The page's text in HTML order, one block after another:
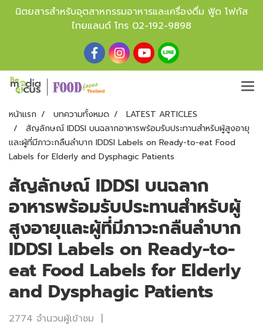
นิตยสารสำหรับอุตสาหกรรมอาหารและเครื่องดื่ม ฟู้ด โฟกัส
ไทยแลนด์ โทร 02-192-9898
หน้าแรก บทความทั้งหมด
LATEST ARTICLES
สัญลักษณ์ IDDSI บนฉลากอาหารพร้อมรับประทานสำหรับผู้สูงอายุ
และผู้ที่มีภาวะกลืนลำบาก IDDSI Labels on Ready-to-eat Food
Labels for Elderly and Dysphagic Patients
สัญลักษณ์ IDDSI บนฉลาก
อาหารพร้อมรับประทานสำหรับผู้
สูงอายุและผู้ที่มีภาวะกลืนลำบาก
IDDSI Labels on Ready-to-
eat Food Labels for Elderly
and Dysphagic Patients
2774 จำนวนผู้เข้าชม |